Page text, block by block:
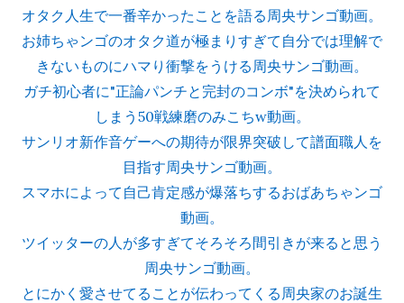
オタク人生で一番辛かったことを語る周央サンゴ動画。
お姉ちゃンゴのオタク道が極まりすぎて自分では理解で
きないものにハマり衝撃をうける周央サンゴ動画。
ガチ初心者に"正論パンチと完封のコンボ"を決められて
しまう50戦練磨のみこちw動画。
サンリオ新作音ゲーへの期待が限界突破して譜面職人を
目指す周央サンゴ動画。
スマホによって自己肯定感が爆落ちするおばあちゃンゴ
動画。
ツイッターの人が多すぎてそろそろ間引きが来ると思う
周央サンゴ動画。
とにかく愛させてることが伝わってくる周央家のお誕生